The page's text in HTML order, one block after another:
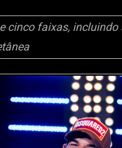
cinco faixas, incluindo